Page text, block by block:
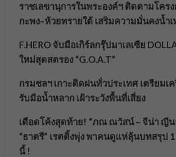
ราชเลขานุการในพระองค์ฯ ติดตามโคร
กะพง–ห้วยทรายใต้ เสริมความมั่นคงน้ำ
F.HERO จับมือเกิร์ลกรุ๊ปมาเลเซีย
ใหม่สุดสตรอง “G.O.A.T”
กรมชลฯ เกาะติดฝนทั่วประเทศ เตรียมเ
รับมือน้ำหลาก เฝ้าระวังพื้นที่เสี่ยง
เดือดโค้งสุดท้าย! “ภณ ณวัสน์ – จีน่า ญีน
“ธาตรี” เรตติ้งพุ่ง พาคนดูแห่ลุ้นบทสรุป
นี้ !